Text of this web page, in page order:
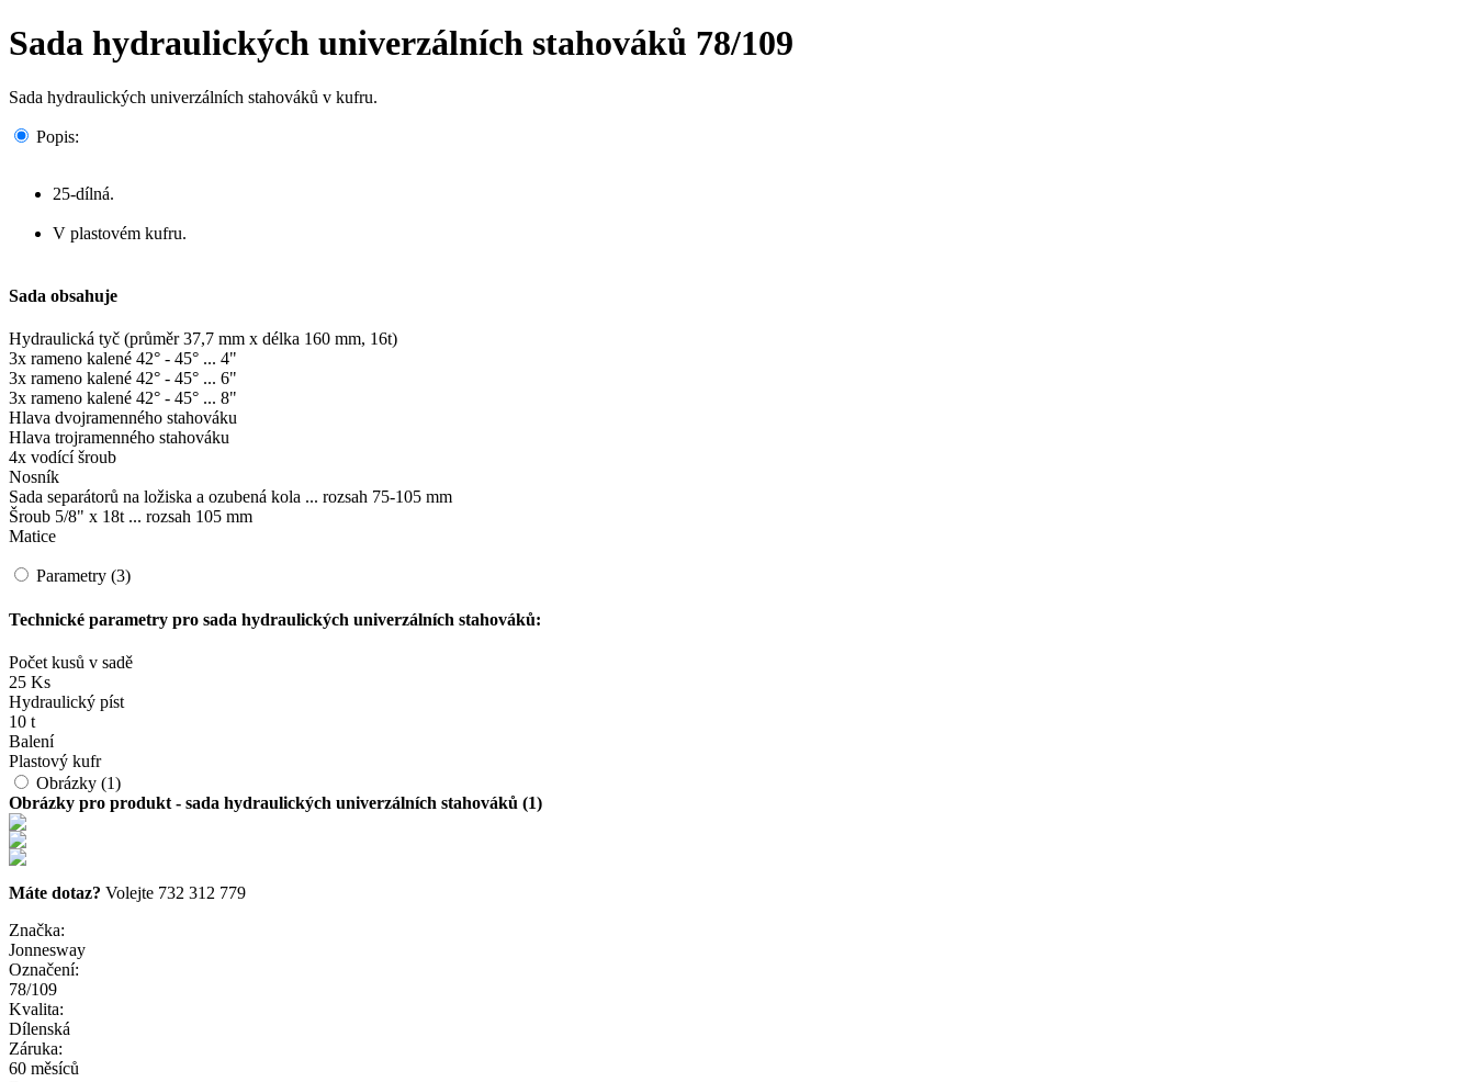
Sada hydraulických univerzálních stahováků 78/109
Sada hydraulických univerzálních stahováků v kufru.
Popis:
25-dílná.
V plastovém kufru.
Sada obsahuje
Hydraulická tyč (průměr 37,7 mm x délka 160 mm, 16t)
3x rameno kalené 42° - 45° ... 4"
3x rameno kalené 42° - 45° ... 6"
3x rameno kalené 42° - 45° ... 8"
Hlava dvojramenného stahováku
Hlava trojramenného stahováku
4x vodící šroub
Nosník
Sada separátorů na ložiska a ozubená kola ... rozsah 75-105 mm
Šroub 5/8" x 18t ... rozsah 105 mm
Matice
Parametry (3)
Technické parametry pro sada hydraulických univerzálních stahováků:
Počet kusů v sadě
25 Ks
Hydraulický píst
10 t
Balení
Plastový kufr
Obrázky (1)
Obrázky pro produkt - sada hydraulických univerzálních stahováků (1)
Máte dotaz? Volejte 732 312 779
Značka:
Jonnesway
Označení:
78/109
Kvalita:
Dílenská
Záruka:
60 měsíců